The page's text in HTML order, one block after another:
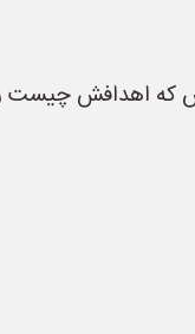
که اهدافش